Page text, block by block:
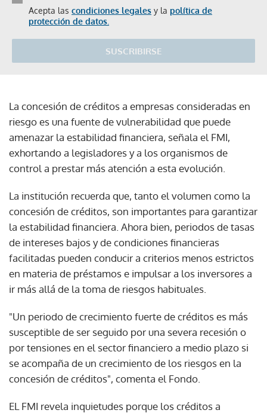
Acepta las condiciones legales y la política de
protección de datos.
SUSCRIBIRSE
La concesión de créditos a empresas consideradas en
riesgo es una fuente de vulnerabilidad que puede
amenazar la estabilidad financiera, señala el FMI,
exhortando a legisladores y a los organismos de
control a prestar más atención a esta evolución.
La institución recuerda que, tanto el volumen como la
concesión de créditos, son importantes para garantizar
la estabilidad financiera. Ahora bien, periodos de tasas
de intereses bajos y de condiciones financieras
facilitadas pueden conducir a criterios menos estrictos
en materia de préstamos e impulsar a los inversores a
ir más allá de la toma de riesgos habituales.
"Un periodo de crecimiento fuerte de créditos es más
susceptible de ser seguido por una severa recesión o
por tensiones en el sector financiero a medio plazo si
se acompaña de un crecimiento de los riesgos en la
concesión de créditos", comenta el Fondo.
EL FMI revela inquietudes porque los créditos a